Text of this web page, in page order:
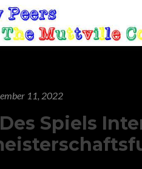
11, 2022
Spiels